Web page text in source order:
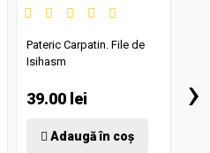
Pateric Carpatin. File de
Isihasm
39.00 lei
Adaugă în coș
›